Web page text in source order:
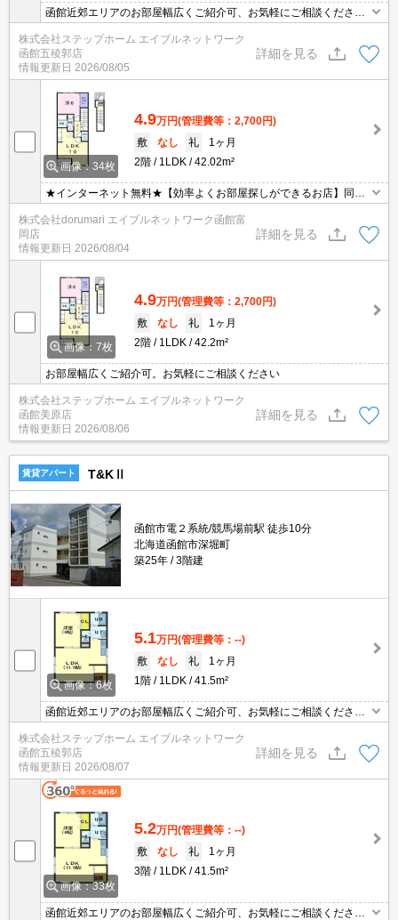
函館近郊エリアのお部屋幅広くご紹介可、お気軽にご相談くださ
ーホンなので来訪者を確認できて安心♪物置付★
株式会社ステップホーム エイブルネットワーク
函館五稜郭店
情報更新日 2026/08/05
詳細を見る
画像：34枚
4.9万円(管理費等：2,700円)
敷
なし 礼
1ヶ月
2階
1LDK 42.02m²
★インターネット無料★【効率よくお部屋探しができるお店】同じ
つにして」エイブルNW函館富岡店へお任せください！どのお部屋
株式会社dorumari エイブルネットワーク函館富
岡店
情報更新日 2026/08/04
詳細を見る
画像：7枚
4.9万円(管理費等：2,700円)
敷
なし 礼
1ヶ月
2階
1LDK 42.2m²
お部屋幅広くご紹介可。お気軽にご相談ください
株式会社ステップホーム エイブルネットワーク
函館美原店
情報更新日 2026/08/06
詳細を見る
賃貸アパート T&KⅡ
函館市電２系統/競馬場前駅 徒歩10分
北海道函館市深堀町
築25年
3階建
画像：6枚
5.1万円(管理費等：--)
敷
なし 礼
1ヶ月
1階
1LDK 41.5m²
函館近郊エリアのお部屋幅広くご紹介可、お気軽にご相談くださ
株式会社ステップホーム エイブルネットワーク
函館五稜郭店
情報更新日 2026/08/07
詳細を見る
画像：33枚
5.2万円(管理費等：--)
敷
なし 礼
1ヶ月
3階
1LDK 41.5m²
函館近郊エリアのお部屋幅広くご紹介可、お気軽にご相談くださ